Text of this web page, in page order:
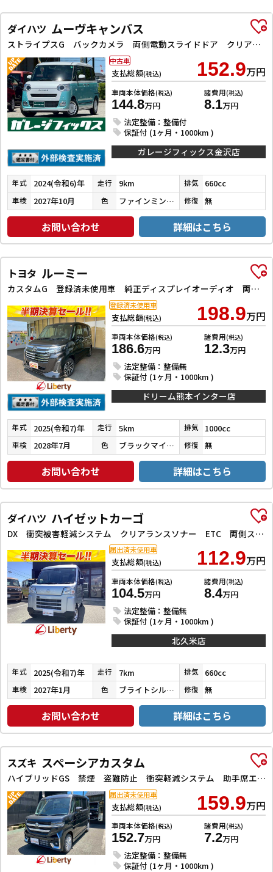
ダイハツ ムーヴキャンバス
ストライプスG バックカメラ 両側電動スライドドア クリアランスソナー 衝突被害軽減システム オートライト LEDヘッドランプ スマートキー アイドリングストップ 電動格納ミラー シートヒーター ベンチシート CVT
支払総額(税込) 152.9万円
車両本体価格(税込)
144.8万円
諸費用(税込)
8.1万円
法定整備：整備付
保証付 (1ヶ月・1000km )
中古車
ガレージフィックス金沢店
年式 2024(令和6)年 走行 9km 排気 660cc
車検 2027年10月 色 ファインミントＭ／ホワイトパール 修復 無
お問い合わせ 詳細はこちら
トヨタ ルーミー
カスタムG 登録済未使用車 純正ディスプレイオーディオ 両側電動スライドドア 禁煙車両 バックセンサー 衝突回避支援 電動ミラー ブルートゥース USBポート スマートキ 衝突安全ボディ フルフラット AAC
支払総額(税込) 198.9万円
車両本体価格(税込)
186.6万円
諸費用(税込)
12.3万円
法定整備：整備無
保証付 (1ヶ月・1000km )
登録済未使用車
ドリーム熊本インター店
年式 2025(令和7)年 走行 5km 排気 1000cc
車検 2028年7月 色 ブラックマイカメタリック 修復 無
お問い合わせ 詳細はこちら
ダイハツ ハイゼットカーゴ
DX 衝突被害軽減システム クリアランスソナー ETC 両側スライドドア キーレスエントリー アイドリングストップ オートライト ESC エアコン パワーステアリング
支払総額(税込) 112.9万円
車両本体価格(税込)
104.5万円
諸費用(税込)
8.4万円
法定整備：整備無
保証付 (1ヶ月・1000km )
届出済未使用車
北久米店
年式 2025(令和7)年 走行 7km 排気 660cc
車検 2027年1月 色 ブライトシルバーメタリック 修復 無
お問い合わせ 詳細はこちら
スズキ スペーシアカスタム
ハイブリッドGS 禁煙 盗難防止 衝突軽減システム 助手席エアバック 横滑り防止 運転席エアバック フルフラット パークソナー ベンチシート LED 両側スライド片側電動ドア オートクルーズコントロール ABS
支払総額(税込) 159.9万円
車両本体価格(税込)
152.7万円
諸費用(税込)
7.2万円
法定整備：整備無
保証付 (1ヶ月・1000km )
届出済未使用車